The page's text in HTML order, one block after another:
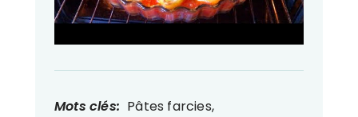
Mots clés: Pâtes farcies,